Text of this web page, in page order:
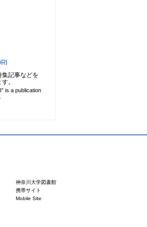
集記事などを
。
is a publication
神奈川大学図書館
携帯サイト
Mobile Site